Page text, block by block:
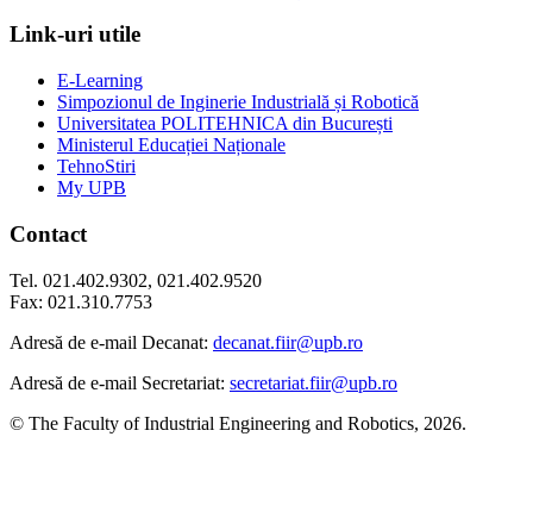
Link-uri utile
E-Learning
Simpozionul de Inginerie Industrială și Robotică
Universitatea POLITEHNICA din București
Ministerul Educației Naționale
TehnoStiri
My UPB
Contact
Tel. 021.402.9302, 021.402.9520
Fax: 021.310.7753
Adresă de e-mail Decanat: decanat.fiir@upb.ro
Adresă de e-mail Secretariat: secretariat.fiir@upb.ro
© The Faculty of Industrial Engineering and Robotics, 2026.